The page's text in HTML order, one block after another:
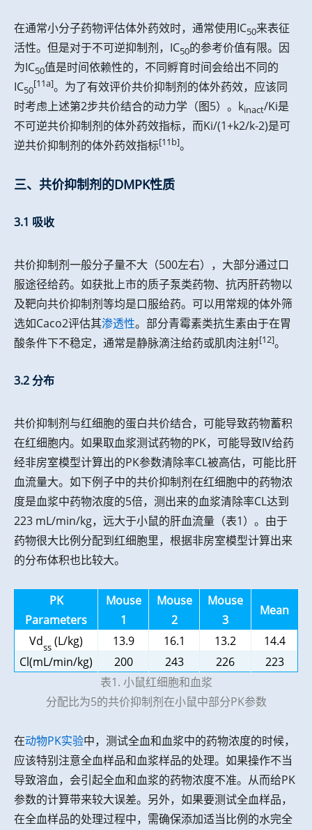
在通常小分子药物评估体外药效时，通常使用IC50来表征
活性。但是对于不可逆抑制剂，IC50的参考价值有限。因
为IC50值是时间依赖性的，不同孵育时间会给出不同的
IC50
[11a]。为了有效评价共价抑制剂的体外药效，应该同
时考虑上述第2步共价结合的动力学（图5）。kinact/Ki是
不可逆共价抑制剂的体外药效指标，而Ki/(1+k2/k-2)是可
逆共价抑制剂的体外药效指标[11b]。
三、共价抑制剂的DMPK性质
3.1 吸收
共价抑制剂一般分子量不大（500左右），大部分通过口
服途径给药。如获批上市的质子泵类药物、抗丙肝药物以
及靶向共价抑制剂等均是口服给药。可以用常规的体外筛
选如Caco2评估其渗透性。部分青霉素类抗生素由于在胃
酸条件下不稳定，通常是静脉滴注给药或肌肉注射[12]。
3.2 分布
共价抑制剂与红细胞的蛋白共价结合，可能导致药物蓄积
在红细胞内。如果取血浆测试药物的PK，可能导致IV给药
经非房室模型计算出的PK参数清除率CL被高估，可能比肝
血流量大。如下例子中的共价抑制剂在红细胞中的药物浓
度是血浆中药物浓度的5倍，测出来的血浆清除率CL达到
223 mL/min/kg，远大于小鼠的肝血流量（表1）。由于
药物很大比例分配到红细胞里，根据非房室模型计算出来
的分布体积也比较大。
PK
Parameters
Mouse
1
Mouse
2
Mouse
3
Mean
Vdss (L/kg) 13.9 16.1 13.2
14.4
Cl(mL/min/kg)
200 243 226
223
表1. 小鼠红细胞和血浆
分配比为5的共价抑制剂在小鼠中部分PK参数
在动物PK实验中，测试全血和血浆中的药物浓度的时候，
应该特别注意全血样品和血浆样品的处理。如果操作不当
导致溶血，会引起全血和血浆的药物浓度不准。从而给PK
参数的计算带来较大误差。另外，如果要测试全血样品，
在全血样品的处理过程中，需确保添加适当比例的水完全